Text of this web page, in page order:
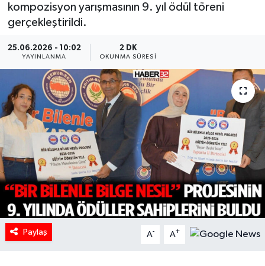
kompozisyon yarışmasının 9. yıl ödül töreni
gerçekleştirildi.
25.06.2026 - 10:02
YAYINLANMA
2 DK
OKUNMA SÜRESI
Paylaş A- A+
GENEL
Güncel
HABERDE İNSAN
İlginç
KÜLTÜR SANAT
MAGAZİN
Oyun
POLİTİKA
Haber Arşivi